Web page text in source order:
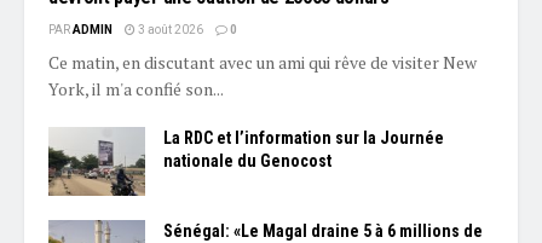
PARADMIN 3 août 2026 0
Ce matin, en discutant avec un ami qui rêve de visiter New
York, il m'a confié son...
La RDC et l’information sur la Journée
nationale du Genocost
Sénégal: «Le Magal draine 5 à 6 millions de